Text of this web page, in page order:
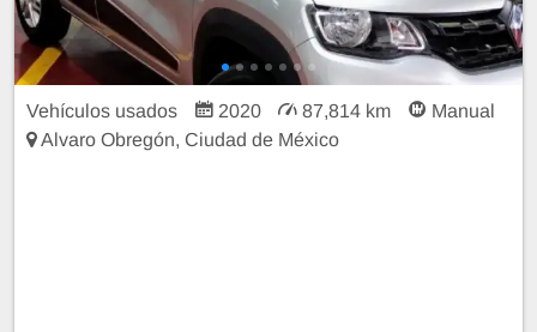
Vehículos usados 2020 87,814 km
Manual
Alvaro Obregón, Ciudad de México